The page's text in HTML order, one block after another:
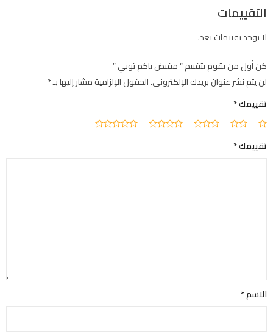
التقييمات
لا توجد تقييمات بعد.
كن أول من يقوم بتقييم “ مقبض باكم توبي ”
لن يتم نشر عنوان بريدك الإلكتروني.الحقول الإلزامية مشار إليها بـ*
تقييمك*
تقييمك*
الاسم*